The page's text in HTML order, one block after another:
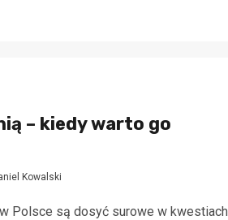
– kiedy warto go
Kowalski
Polsce są dosyć surowe w kwestiach